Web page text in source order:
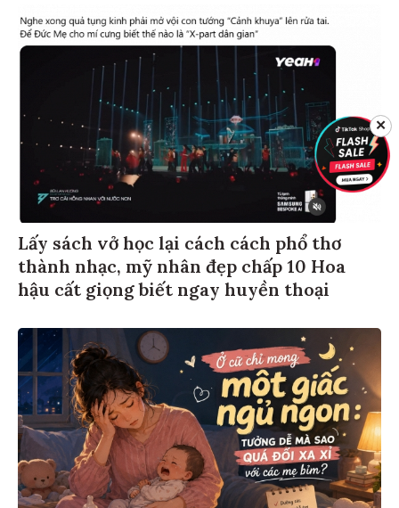
Lấy sách vở học lại cách cách phổ thơ
thành nhạc, mỹ nhân đẹp chấp 10 Hoa
hậu cất giọng biết ngay huyền thoại
✕